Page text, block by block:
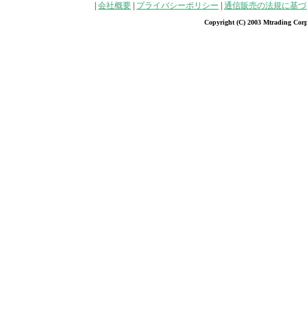
会社概要 プライバシーポリシー 通信販売の法規に基
Copyright (C) 2003 Mtrading